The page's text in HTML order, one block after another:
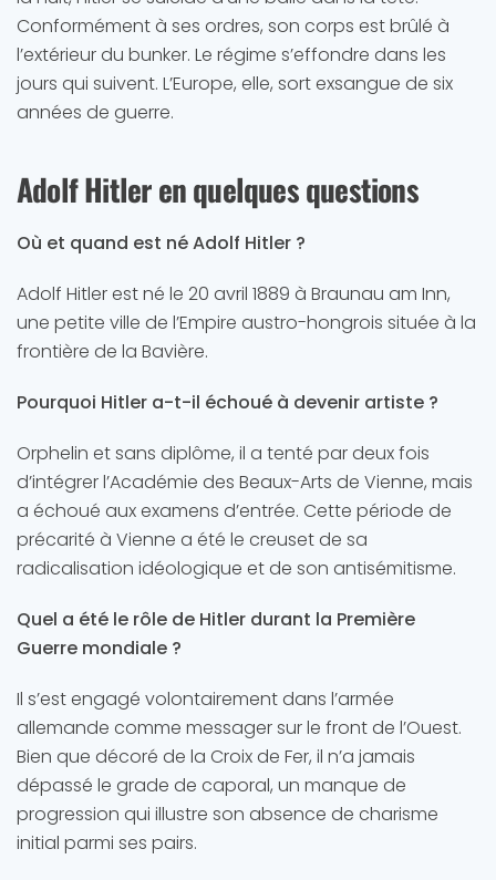
Conformément à ses ordres, son corps est brûlé à
l’extérieur du bunker. Le régime s’effondre dans les
jours qui suivent. L’Europe, elle, sort exsangue de six
années de guerre.
Adolf Hitler en quelques questions
Où et quand est né Adolf Hitler ?
Adolf Hitler est né le 20 avril 1889 à Braunau am Inn,
une petite ville de l’Empire austro-hongrois située à la
frontière de la Bavière.
Pourquoi Hitler a-t-il échoué à devenir artiste ?
Orphelin et sans diplôme, il a tenté par deux fois
d’intégrer l’Académie des Beaux-Arts de Vienne, mais
a échoué aux examens d’entrée. Cette période de
précarité à Vienne a été le creuset de sa
radicalisation idéologique et de son antisémitisme.
Quel a été le rôle de Hitler durant la Première
Guerre mondiale ?
Il s’est engagé volontairement dans l’armée
allemande comme messager sur le front de l’Ouest.
Bien que décoré de la Croix de Fer, il n’a jamais
dépassé le grade de caporal, un manque de
progression qui illustre son absence de charisme
initial parmi ses pairs.